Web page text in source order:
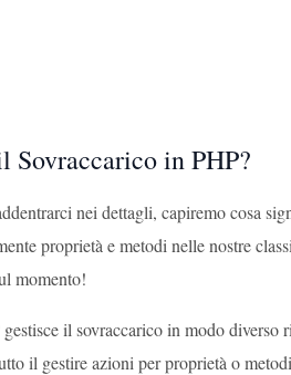
Sovraccarico in PHP?
nei dettagli, capiremo cosa
proprietà e metodi nelle nostre
momento!
il sovraccarico in modo
il gestire azioni per proprietà o